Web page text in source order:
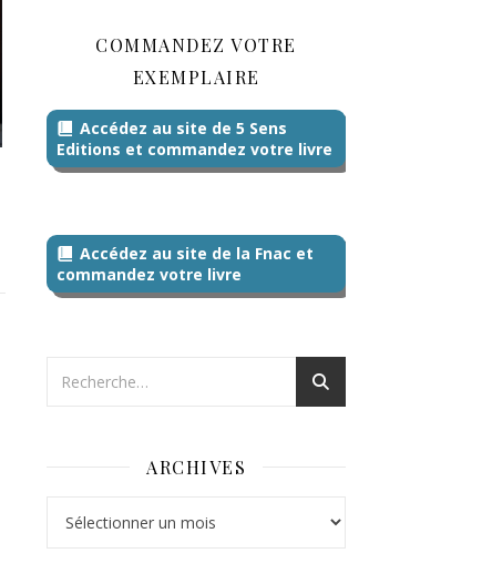
COMMANDEZ VOTRE
EXEMPLAIRE
Accédez au site de 5 Sens
Editions et commandez votre livre
Accédez au site de la Fnac et
commandez votre livre
ARCHIVES